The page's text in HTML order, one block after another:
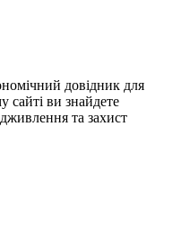
довідник для
сайті ви знайдете
та захист